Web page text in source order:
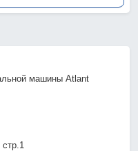
машины Atlant
стр.1